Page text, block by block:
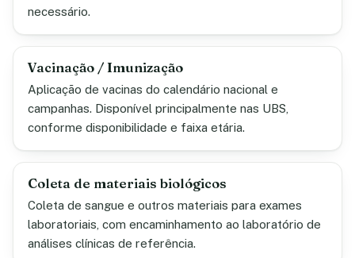
necessário.
Vacinação / Imunização
Aplicação de vacinas do calendário nacional e
campanhas. Disponível principalmente nas UBS,
conforme disponibilidade e faixa etária.
Coleta de materiais biológicos
Coleta de sangue e outros materiais para exames
laboratoriais, com encaminhamento ao laboratório de
análises clínicas de referência.